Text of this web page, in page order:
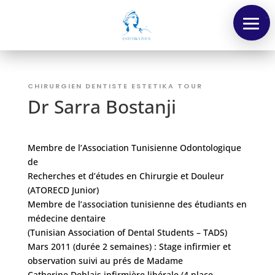
Nos
Tarifs
CHIRURGIEN DENTISTE ESTETIKA TOUR
Dr Sarra Bostanji
Membre de l’Association Tunisienne Odontologique
de
Recherches et d’études en Chirurgie et Douleur
(ATORECD Junior)
Membre de l’association tunisienne des étudiants en
médecine dentaire
(Tunisian Association of Dental Students – TADS)
Mars 2011 (durée 2 semaines) : Stage infirmier et
observation suivi au prés de Madame